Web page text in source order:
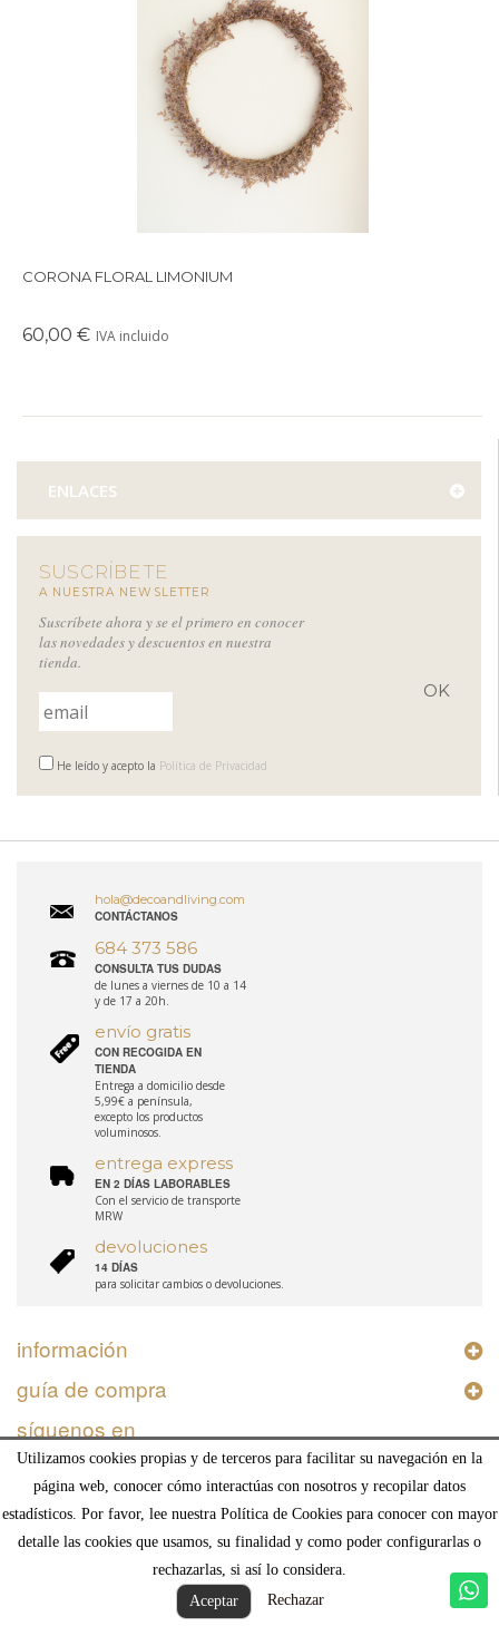
Utilizamos cookies propias y de terceros para facilitar su navegación en la
página web, conocer cómo interactúas con nosotros y recopilar datos
estadísticos. Por favor, lee nuestra Política de Cookies para conocer con mayor
detalle las cookies que usamos, su finalidad y como poder configurarlas o
rechazarlas, si así lo considera.
Aceptar
Rechazar
Preciosa corona de fores preservadas en tonos malva
CORONA FLORAL LIMONIUM
60,00 € IVA incluido
ENLACES
SUSCRÍBETE
A NUESTRA NEWSLETTER
Suscríbete ahora y se el primero en conocer
las novedades y descuentos en nuestra
tienda.
He leído y acepto la Política de Privacidad
hola@decoandliving.com
CONTÁCTANOS
684 373 586
CONSULTA TUS DUDAS
de lunes a viernes de 10 a 14
y de 17 a 20h.
envío gratis
CON RECOGIDA EN
TIENDA
Entrega a domicilio desde
5,99€ a península,
excepto los productos
voluminosos.
entrega express
EN 2 DÍAS LABORABLES
Con el servicio de transporte
MRW
devoluciones
14 DÍAS
para solicitar cambios o devoluciones.
información
guía de compra
síguenos en
© Deco and Living Interiorismo SL, Calle Madrid 2, Humera, 28223, Pozuelo de Alarcón,
Madrid